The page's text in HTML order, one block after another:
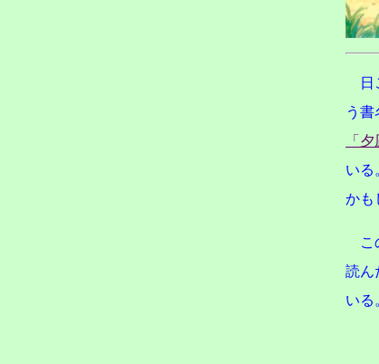
う
「
いる
かも
こ
読ん
いる